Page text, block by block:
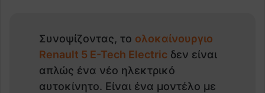
Συνοψίζοντας, το ολοκαίνουργιο
Renault 5 E-Tech Electric δεν είναι
απλώς ένα νέο ηλεκτρικό
αυτοκίνητο. Είναι ένα μοντέλο με